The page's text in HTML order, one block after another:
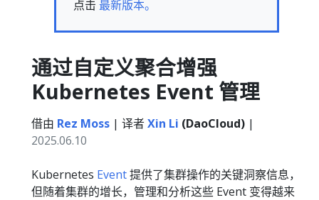
点击 最新版本。
通过自定义聚合增强
Kubernetes Event 管理
借由 Rez Moss | 译者Xin Li (DaoCloud) |
2025.06.10
Kubernetes Event提供了集群操作的关键洞察信息，
但随着集群的增长，管理和分析这些 Event 变得越来